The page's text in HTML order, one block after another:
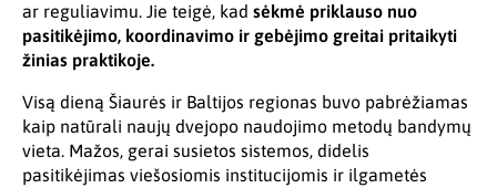
ar reguliavimu. Jie teigė, kad sėkmė priklauso nuo
pasitikėjimo, koordinavimo ir gebėjimo greitai pritaikyti
žinias praktikoje.
Visą dieną Šiaurės ir Baltijos regionas buvo pabrėžiamas
kaip natūrali naujų dvejopo naudojimo metodų bandymų
vieta. Mažos, gerai susietos sistemos, didelis
pasitikėjimas viešosiomis institucijomis ir ilgametės